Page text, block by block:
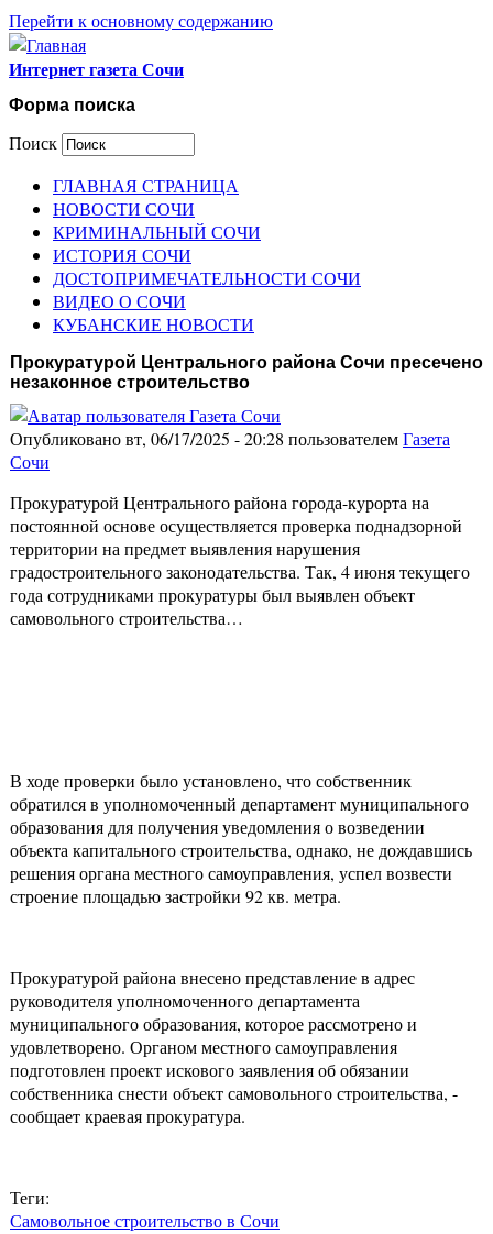
Перейти к основному содержанию
Интернет газета Сочи
Форма поиска
Поиск
ГЛАВНАЯ СТРАНИЦА
НОВОСТИ СОЧИ
КРИМИНАЛЬНЫЙ СОЧИ
ИСТОРИЯ СОЧИ
ДОСТОПРИМЕЧАТЕЛЬНОСТИ СОЧИ
ВИДЕО О СОЧИ
КУБАНСКИЕ НОВОСТИ
Прокуратурой Центрального района Сочи пресечено
незаконное строительство
Опубликовано вт, 06/17/2025 - 20:28 пользователемГазета
Сочи
Прокуратурой Центрального района города-курорта на
постоянной основе осуществляется проверка поднадзорной
территории на предмет выявления нарушения
градостроительного законодательства. Так, 4 июня текущего
года сотрудниками прокуратуры был выявлен объект
самовольного строительства…
В ходе проверки было установлено, что собственник
обратился в уполномоченный департамент муниципального
образования для получения уведомления о возведении
объекта капитального строительства, однако, не дождавшись
решения органа местного самоуправления, успел возвести
строение площадью застройки 92 кв. метра.
Прокуратурой района внесено представление в адрес
руководителя уполномоченного департамента
муниципального образования, которое рассмотрено и
удовлетворено. Органом местного самоуправления
подготовлен проект искового заявления об обязании
собственника снести объект самовольного строительства, -
сообщает краевая прокуратура.
Теги:
Самовольное строительство в Сочи